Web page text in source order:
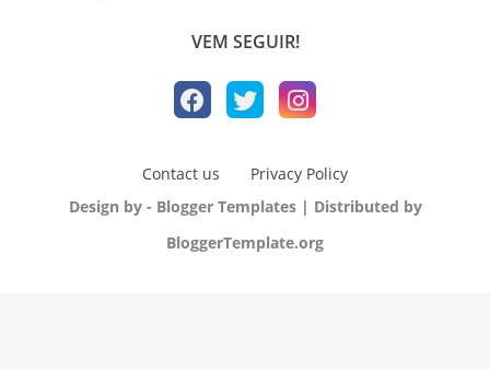
VEM SEGUIR!
Contact us
Privacy Policy
Design by - Blogger Templates | Distributed by
BloggerTemplate.org